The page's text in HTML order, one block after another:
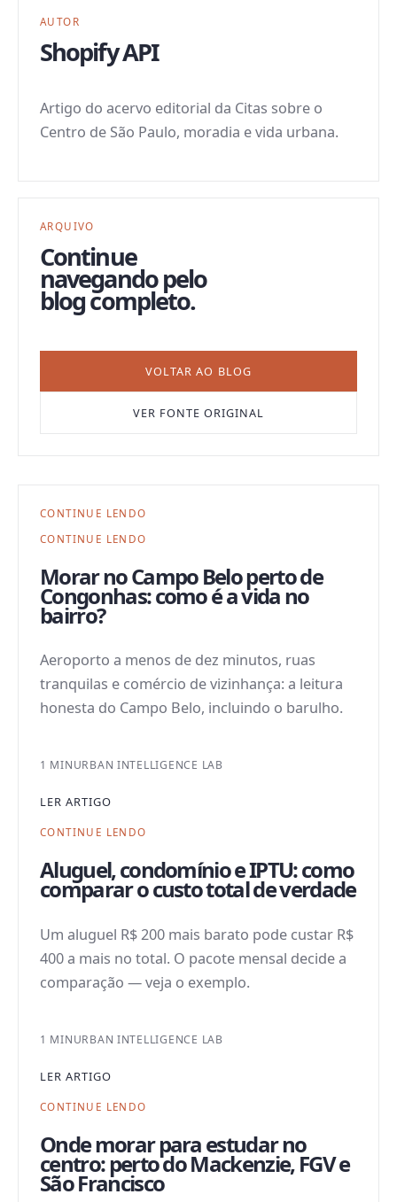
AUTOR
Shopify API
Artigo do acervo editorial da Citas sobre o
Centro de São Paulo, moradia e vida urbana.
ARQUIVO
Continue
navegando pelo
blog completo.
VOLTAR AO BLOG
VER FONTE ORIGINAL
CONTINUE LENDO
CONTINUE LENDO
Morar no Campo Belo perto de
Congonhas: como é a vida no
bairro?
Aeroporto a menos de dez minutos, ruas
tranquilas e comércio de vizinhança: a leitura
honesta do Campo Belo, incluindo o barulho.
1 MINURBAN INTELLIGENCE LAB
LER ARTIGO
CONTINUE LENDO
Aluguel, condomínio e IPTU: como
comparar o custo total de verdade
Um aluguel R$ 200 mais barato pode custar R$
400 a mais no total. O pacote mensal decide a
comparação — veja o exemplo.
1 MINURBAN INTELLIGENCE LAB
LER ARTIGO
CONTINUE LENDO
Onde morar para estudar no
centro: perto do Mackenzie, FGV e
São Francisco